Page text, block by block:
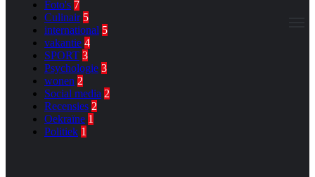
Foto's 7
Culinair 5
international 5
vakantie 4
SPORT 3
Psychologie 3
wonen 2
Social media 2
Recensies 2
Oekraïne 1
Politiek 1